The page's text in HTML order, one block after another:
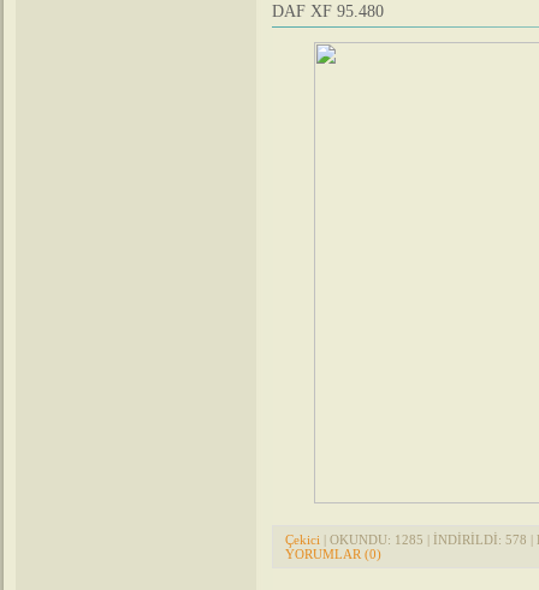
DAF XF 95.480
Çekici | OKUNDU: 1285 | İNDİRİLDİ: 578 |
YORUMLAR (0)